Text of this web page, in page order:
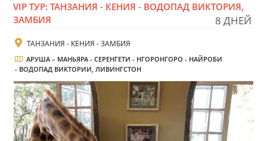
​VIP ТУР: ТАНЗАНИЯ - КЕНИЯ - ВОДОПАД ВИКТОРИЯ,
ЗАМБИЯ
8 ДНЕЙ
ТАНЗАНИЯ - КЕНИЯ - ЗАМБИЯ
АРУША – МАНЬЯРА - СЕРЕНГЕТИ - НГОРОНГОРО - НАЙРОБИ
- ВОДОПАД ВИКТОРИИ, ЛИВИНГСТОН